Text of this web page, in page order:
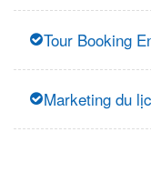
Tour Booking
Marketing du